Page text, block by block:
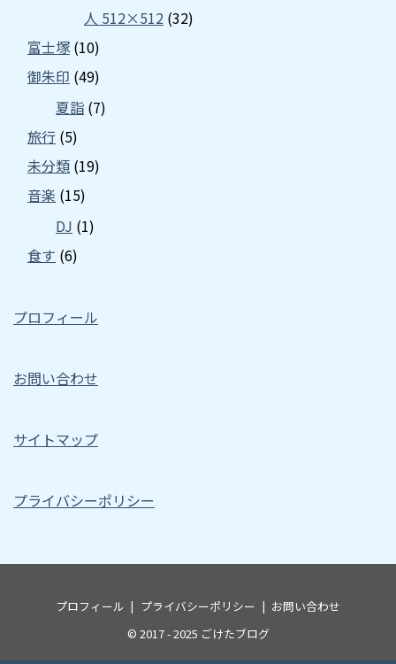
人 512×512 (32)
富士塚 (10)
御朱印 (49)
夏詣 (7)
旅行 (5)
未分類 (19)
音楽 (15)
DJ (1)
食す (6)
プロフィール
お問い合わせ
サイトマップ
プライバシーポリシー
プロフィール プライバシーポリシー
お問い合わせ
© 2017 - 2025 ごけたブログ